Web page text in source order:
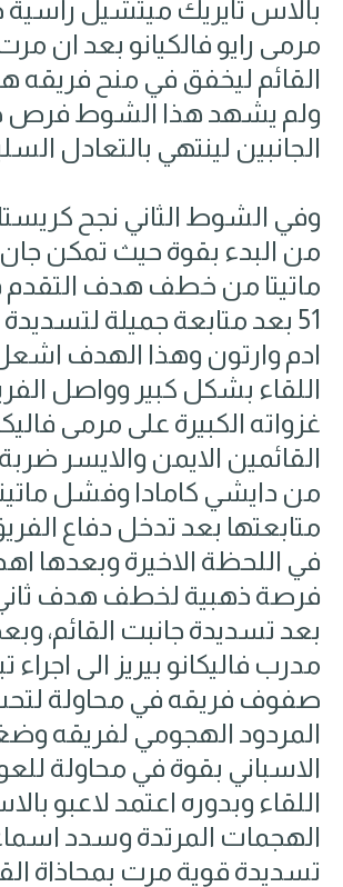
بالاس تايريك ميتشيل رأسية
مرمى رايو فالكيانو بعد ان
القائم ليخفق في منح
ولم يشهد هذا الشوط فرص
الجانبين لينتهي بالتعادل
وفي الشوط الثاني نجح
من البدء بقوة حيث تمكن
ماتيتا من خطف هدف التقدم
51 بعد متابعة جميلة
ادم وارتون وهذا الهدف
اللقاء بشكل كبير وواصل
غزواته الكبيرة على مرمى
القائمين الايمن والايسر
من دايشي كامادا وفشل
متابعتها بعد تدخل دفاع
في اللحظة الاخيرة وبعدها
فرصة ذهبية لخطف هدف
بعد تسديدة جانبت القائم،
مدرب فاليكانو بيريز الى اجراء
صفوف فريقه في محاولة
المردود الهجومي لفريقه
الاسباني بقوة في محاولة
اللقاء وبدوره اعتمد لاعبو
الهجمات المرتدة وسدد
تسديدة قوية مرت بمحاذاة